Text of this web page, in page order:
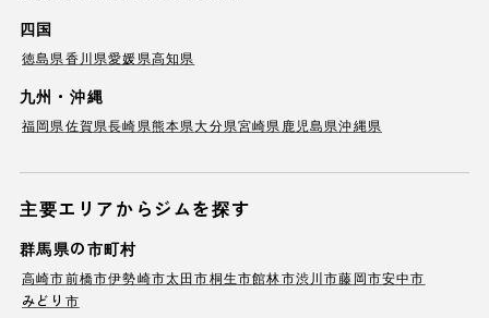
四国
徳島県香川県愛媛県高知県
九州・沖縄
福岡県佐賀県長崎県熊本県大分県宮崎県 鹿児島県沖縄県
主要エリアからジムを探す
群馬県の市町村
高崎市前橋市伊勢崎市太田市桐生市館林市渋川市藤岡市安中市
みどり市